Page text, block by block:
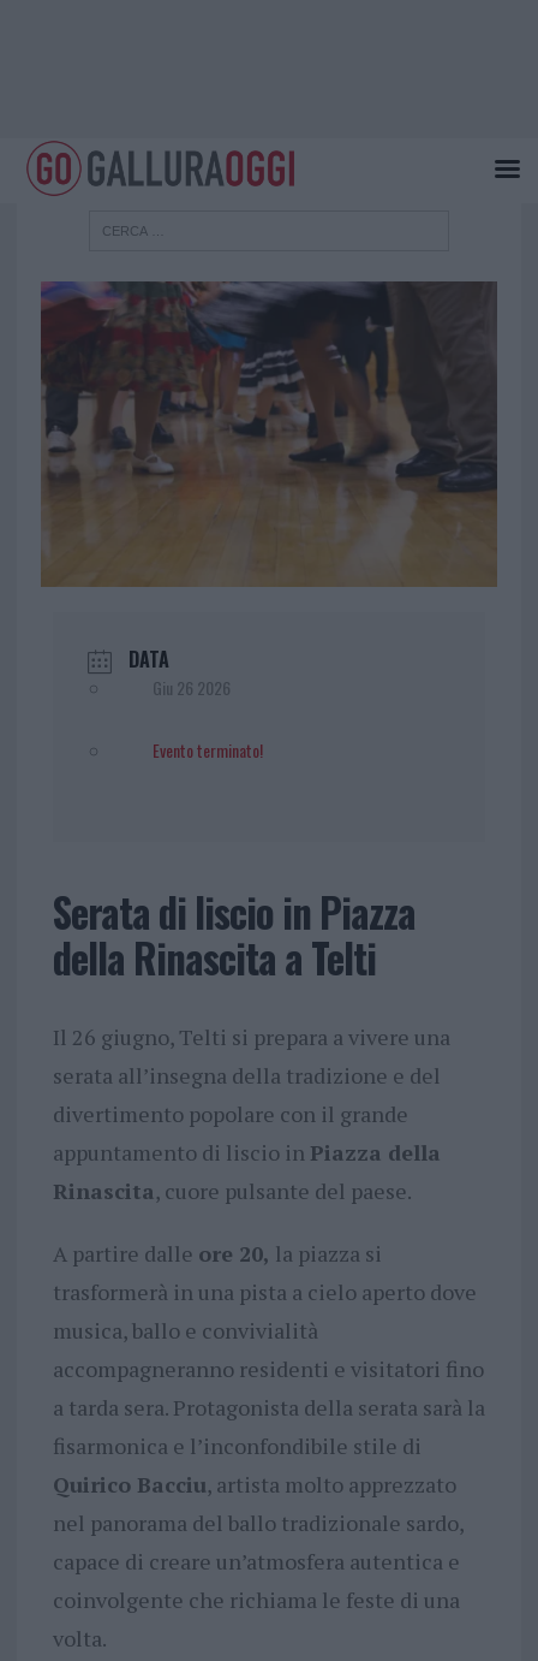
DATA
Giu 26 2026
Evento terminato!
Serata di liscio in Piazza
della Rinascita a Telti
Il 26 giugno, Telti si prepara a vivere una
serata all’insegna della tradizione e del
divertimento popolare con il grande
appuntamento di liscio in Piazza della
Rinascita, cuore pulsante del paese.
A partire dalle ore 20, la piazza si
trasformerà in una pista a cielo aperto dove
musica, ballo e convivialità
accompagneranno residenti e visitatori fino
a tarda sera. Protagonista della serata sarà la
fisarmonica e l’inconfondibile stile di
Quirico Bacciu, artista molto apprezzato
nel panorama del ballo tradizionale sardo,
capace di creare un’atmosfera autentica e
coinvolgente che richiama le feste di una
volta.